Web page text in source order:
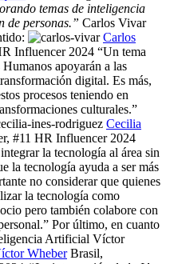
temas de inteligencia
de personas.” Carlos Vivar
Carlos
Influencer 2024 “Un tema
apoyarán a las
digital. Es más,
procesos teniendo en
culturales.”
Cecilia
#11 HR Influencer 2024
la tecnología al área sin
la tecnología ayuda a ser más
no considerar que quienes
la tecnología como
pero también colabore con
Por último, en cuanto
Artificial Víctor
WheberBrasil,